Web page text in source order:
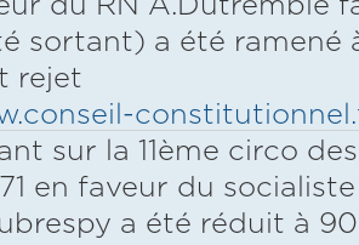
du RN A.Dutremble
sortant) a été ramené
rejet
sur la 11ème circo
en faveur du
a été réduit à